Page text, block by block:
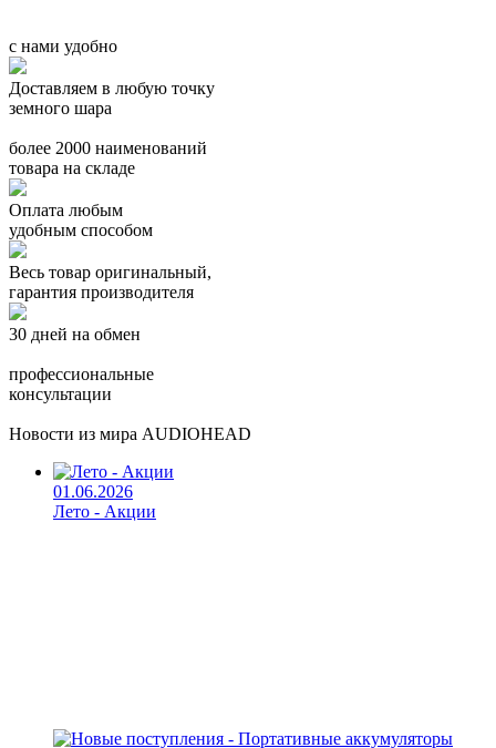
с нами удобно
Доставляем в любую точку
земного шара
более 2000 наименований
товара на складе
Оплата любым
удобным способом
Весь товар оригинальный,
гарантия производителя
30 дней на обмен
профессиональные
консультации
Новости из мира AUDIOHEAD
01.06.2026
Лето - Акции